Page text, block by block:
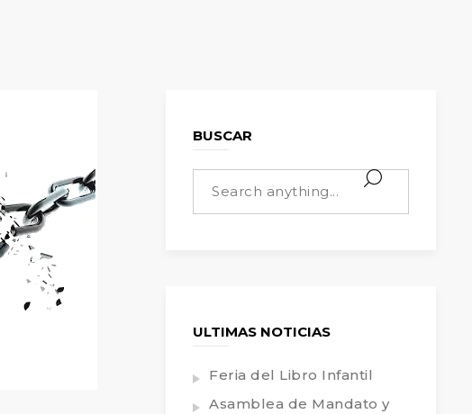
BUSCAR
ULTIMAS NOTICIAS
Feria del Libro Infantil
Asamblea de Mandato y